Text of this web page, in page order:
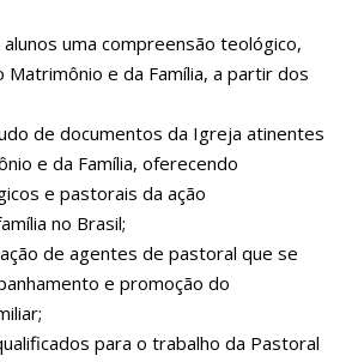
uma compreensão teológico,
Matrimônio e da Família, a partir dos
de documentos da Igreja atinentes
e da Família, oferecendo
e pastorais da ação
no Brasil;
de agentes de pastoral que se
e promoção do
para o trabalho da Pastoral